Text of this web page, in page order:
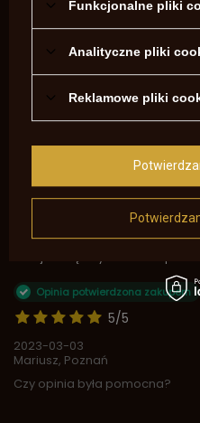
5/5
Opinia potwierdzona zakupem
2023-03-03
Mariusz, Poznań
Czy opinia była pomocna?
Funkcjonalne pliki
Analityczne pliki
Reklamowe pliki